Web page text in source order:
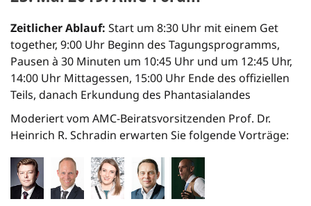
Zeitlicher Ablauf: Start um 8:30 Uhr mit einem Get
together, 9:00 Uhr Beginn des Tagungsprogramms,
Pausen à 30 Minuten um 10:45 Uhr und um 12:45 Uhr,
14:00 Uhr Mittagessen, 15:00 Uhr Ende des offiziellen
Teils, danach Erkundung des Phantasialandes
Moderiert vom AMC-Beiratsvorsitzenden Prof. Dr.
Heinrich R. Schradin erwarten Sie folgende Vorträge: